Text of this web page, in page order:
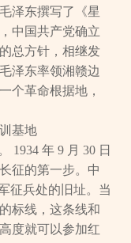
泽东撰写了《星
中国共产党确立
总方针，相继发
泽东率领湘赣边
个革命根据地，
基地
1934 年 9 月 30 日
征的第一步。中
征兵处的旧址。当
标线，这条线和
度就可以参加红